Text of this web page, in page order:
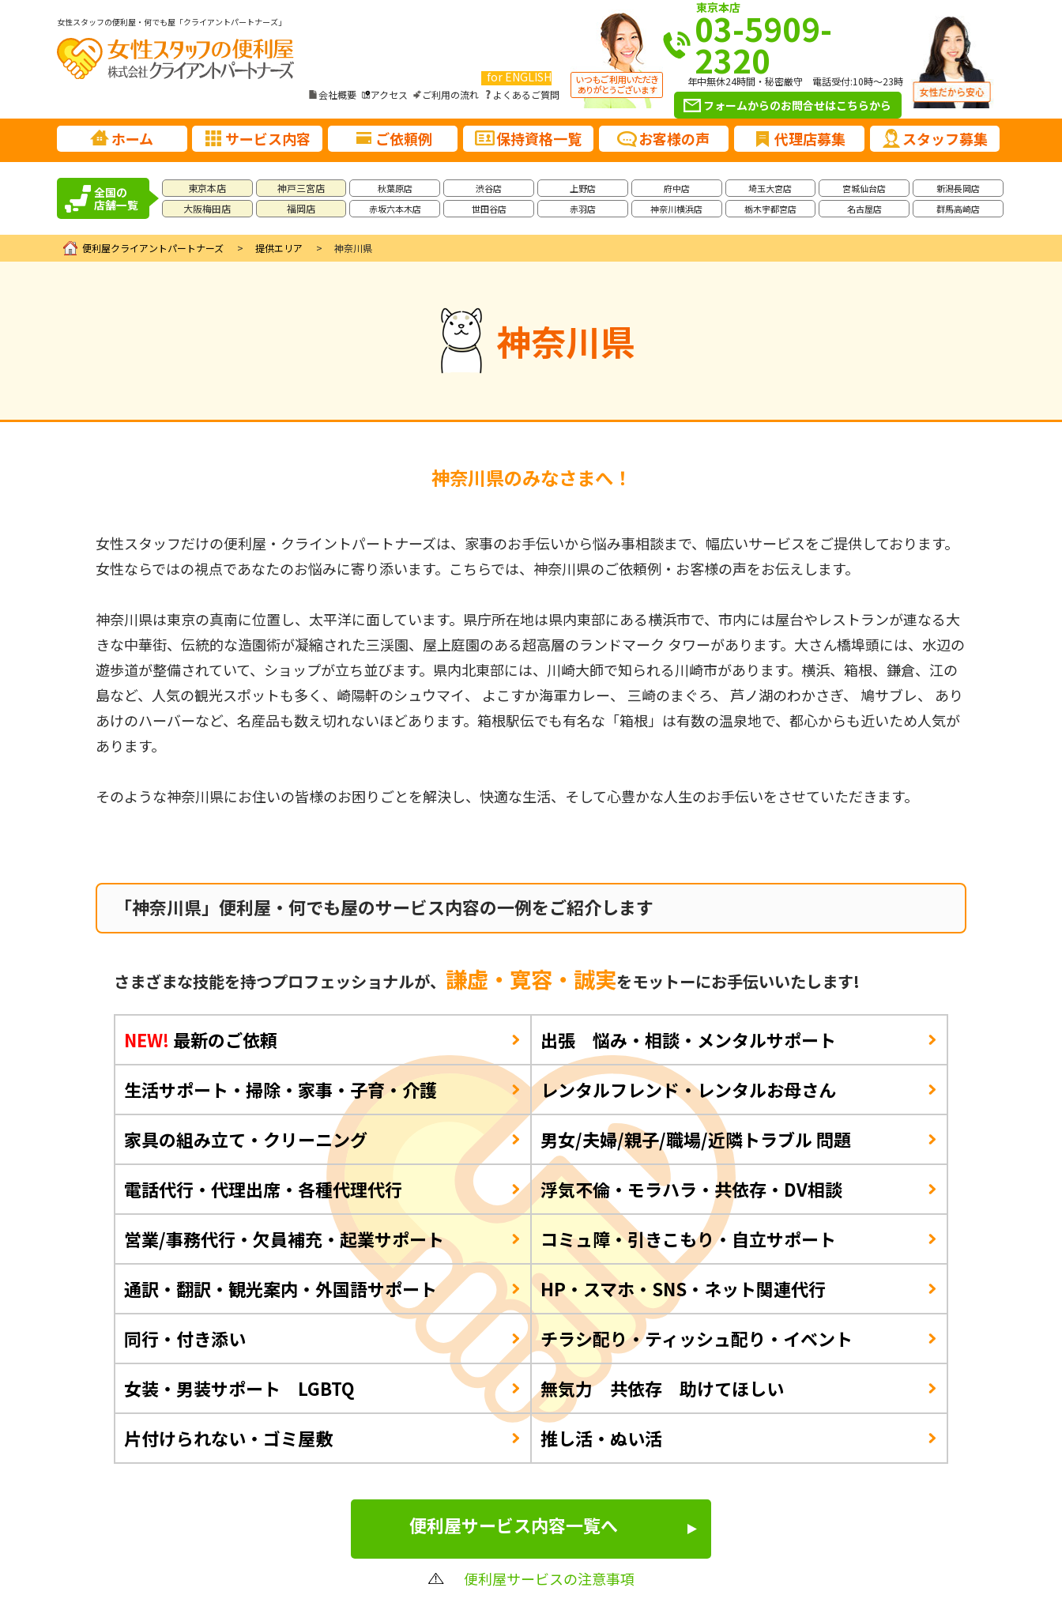
女性スタッフの便利屋・何でも屋「クライアントパートナーズ」
for ENGLISH
会社概要 アクセス ご利用の流れ よくあるご質問
東京本店
03-5909-
2320
年中無休24時間・秘密厳守 電話受付:10時～23時
フォームからのお問合せはこちらから
ホーム サービス内容 ご依頼例 保持資格一覧 お客様の声 代理店募集 スタッフ募集
全国の
店舗一覧
東京本店
大阪梅田店
神戸三宮店
福岡店
秋葉原店
赤坂六本木店
渋谷店
世田谷店
上野店
赤羽店
府中店
神奈川横浜店
埼玉大宮店
栃木宇都宮店
宮城仙台店
名古屋店
新潟長岡店
群馬高崎店
便利屋クライアントパートナーズ 提供エリア 神奈川県
神奈川県
神奈川県のみなさまへ！
女性スタッフだけの便利屋・クライントパートナーズは、家事のお手伝いから悩み事相談まで、幅広いサービスをご提供しております。
女性ならではの視点であなたのお悩みに寄り添います。こちらでは、神奈川県のご依頼例・お客様の声をお伝えします。
神奈川県は東京の真南に位置し、太平洋に面しています。県庁所在地は県内東部にある横浜市で、市内には屋台やレストランが連なる大
きな中華街、伝統的な造園術が凝縮された三渓園、屋上庭園のある超高層のランドマーク タワーがあります。大さん橋埠頭には、水辺の
遊歩道が整備されていて、ショップが立ち並びます。県内北東部には、川崎大師で知られる川崎市があります。横浜、箱根、鎌倉、江の
島など、人気の観光スポットも多く、崎陽軒のシュウマイ、 よこすか海軍カレー、 三崎のまぐろ、 芦ノ湖のわかさぎ、 鳩サブレ、 あり
あけのハーバーなど、名産品も数え切れないほどあります。箱根駅伝でも有名な「箱根」は有数の温泉地で、都心からも近いため人気が
あります。
そのような神奈川県にお住いの皆様のお困りごとを解決し、快適な生活、そして心豊かな人生のお手伝いをさせていただきます。
「神奈川県」便利屋・何でも屋のサービス内容の一例をご紹介します
さまざまな技能を持つプロフェッショナルが、謙虚・寛容・誠実をモットーにお手伝いいたします!
NEW! 最新のご依頼
出張 悩み・相談・メンタルサポート
生活サポート・掃除・家事・子育・介護
レンタルフレンド・レンタルお母さん
家具の組み立て・クリーニング
男女/夫婦/親子/職場/近隣トラブル 問題
電話代行・代理出席・各種代理代行
浮気不倫・モラハラ・共依存・DV相談
営業/事務代行・欠員補充・起業サポート
コミュ障・引きこもり・自立サポート
通訳・翻訳・観光案内・外国語サポート
HP・スマホ・SNS・ネット関連代行
同行・付き添い
チラシ配り・ティッシュ配り・イベント
女装・男装サポート LGBTQ
無気力 共依存 助けてほしい
片付けられない・ゴミ屋敷
推し活・ぬい活
便利屋サービス内容一覧へ
便利屋サービスの注意事項